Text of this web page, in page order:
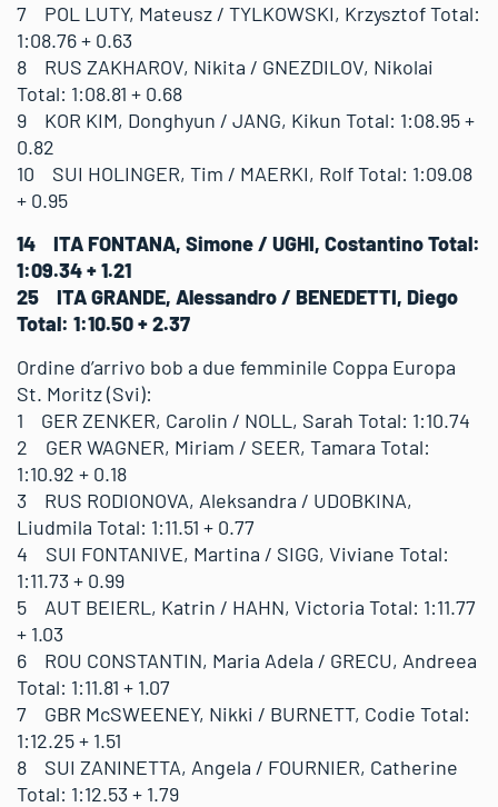
7 POL LUTY, Mateusz / TYLKOWSKI, Krzysztof Total:
1:08.76 + 0.63
8 RUS ZAKHAROV, Nikita / GNEZDILOV, Nikolai
Total: 1:08.81 + 0.68
9 KOR KIM, Donghyun / JANG, Kikun Total: 1:08.95 +
0.82
10 SUI HOLINGER, Tim / MAERKI, Rolf Total: 1:09.08
+ 0.95
14 ITA FONTANA, Simone / UGHI, Costantino Total:
1:09.34 + 1.21
25 ITA GRANDE, Alessandro / BENEDETTI, Diego
Total: 1:10.50 + 2.37
Ordine d’arrivo bob a due femminile Coppa Europa
St. Moritz (Svi):
1 GER ZENKER, Carolin / NOLL, Sarah Total: 1:10.74
2 GER WAGNER, Miriam / SEER, Tamara Total:
1:10.92 + 0.18
3 RUS RODIONOVA, Aleksandra / UDOBKINA,
Liudmila Total: 1:11.51 + 0.77
4 SUI FONTANIVE, Martina / SIGG, Viviane Total:
1:11.73 + 0.99
5 AUT BEIERL, Katrin / HAHN, Victoria Total: 1:11.77
+ 1.03
6 ROU CONSTANTIN, Maria Adela / GRECU, Andreea
Total: 1:11.81 + 1.07
7 GBR McSWEENEY, Nikki / BURNETT, Codie Total:
1:12.25 + 1.51
8 SUI ZANINETTA, Angela / FOURNIER, Catherine
Total: 1:12.53 + 1.79